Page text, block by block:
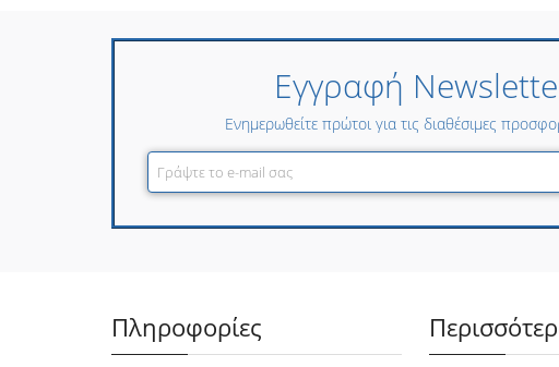
Εγγραφή
Ενημερωθείτε πρώτοι για τις διαθέσιμες
Πληροφορίες